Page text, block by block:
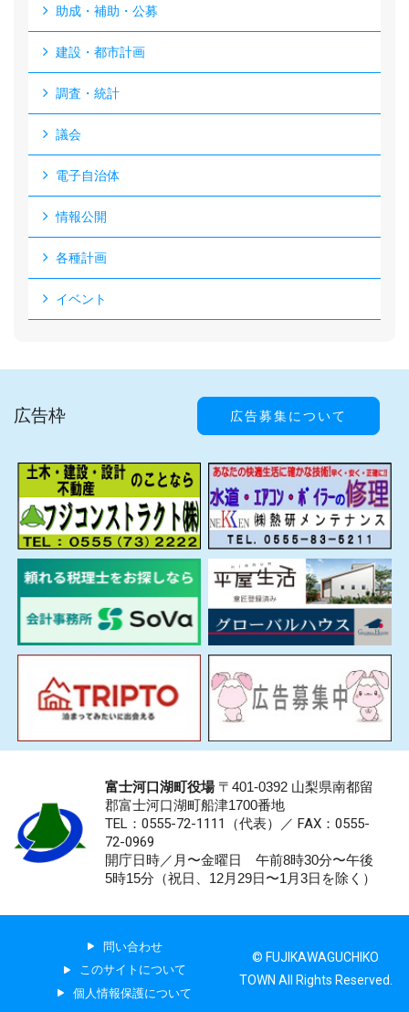
助成・補助・公募
建設・都市計画
調査・統計
議会
電子自治体
情報公開
各種計画
イベント
広告枠 広告募集について
富士河口湖町役場〒401-0392 山梨県南都留
郡富士河口湖町船津1700番地
TEL：0555-72-1111 （代表）／ FAX：0555-
72-0969
開庁日時／月〜金曜日 午前8時30分〜午後
5時15分（祝日、12月29日〜1月3日を除く）
問い合わせ
このサイトについて
個人情報保護について
© FUJIKAWAGUCHIKO
TOWN All Rights Reserved.